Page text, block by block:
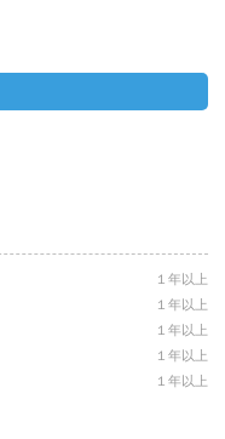
１年以上
１年以上
１年以上
１年以上
１年以上